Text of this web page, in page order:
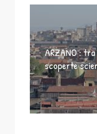
ARZANO :
scoperte